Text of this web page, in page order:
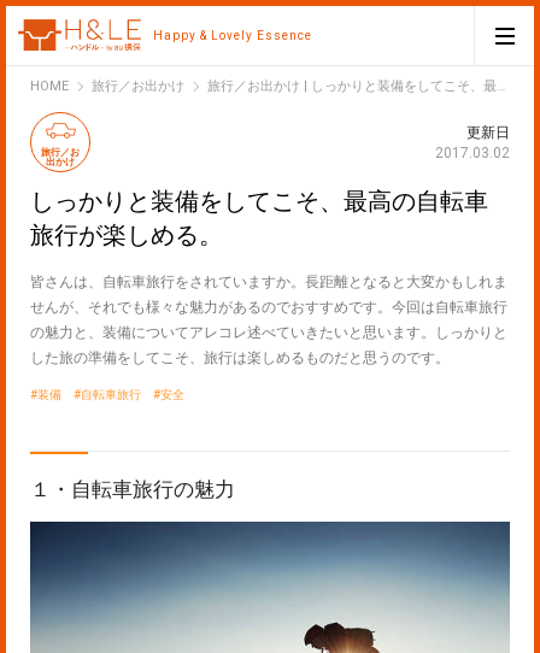
Happy & Lovely Essence
HOMEH&LE旅行／お出かけ 旅行／お出かけ | しっかりと装備をしてこそ、最高の自転車旅行が楽しめる。
旅行／お
出かけ
更新日
2017.03.02
しっかりと装備をしてこそ、最高の自転車
旅行が楽しめる。
皆さんは、自転車旅行をされていますか。長距離となると大変かもしれま
せんが、それでも様々な魅力があるのでおすすめです。今回は自転車旅行
の魅力と、装備についてアレコレ述べていきたいと思います。しっかりと
した旅の準備をしてこそ、旅行は楽しめるものだと思うのです。
装備 自転車旅行 安全
１・自転車旅行の魅力